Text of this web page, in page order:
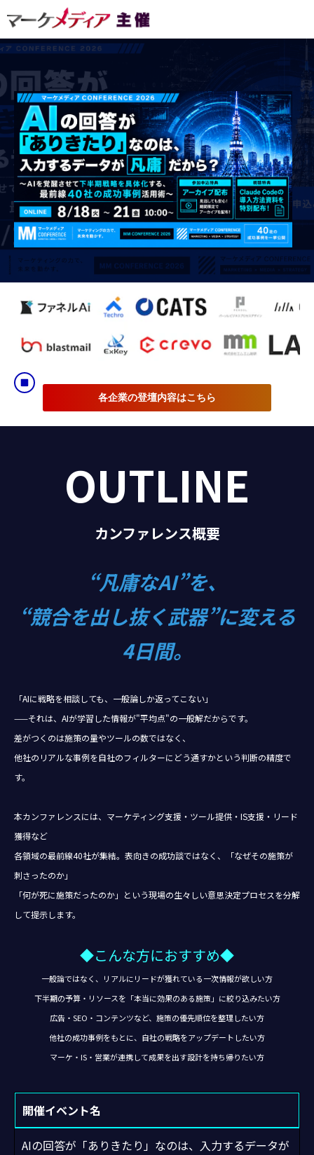
各企業の登壇内容はこちら
OUTLINE
カンファレンス概要
“凡庸なAI”を、
“競合を出し抜く武器”に変える
4日間。
「AIに戦略を相談しても、一般論しか返ってこない」
——それは、AIが学習した情報が"平均点"の一般解だからです。
差がつくのは施策の量やツールの数ではなく、
他社のリアルな事例を自社のフィルターにどう通すかという判断の精度で
す。
本カンファレンスには、マーケティング支援・ツール提供・IS支援・リード
獲得など
各領域の最前線40社が集結。表向きの成功談ではなく、「なぜその施策が
刺さったのか」
「何が死に施策だったのか」という現場の生々しい意思決定プロセスを分解
して提示します。
◆こんな方におすすめ◆
一般論ではなく、リアルにリードが獲れている一次情報が欲しい方
下半期の予算・リソースを「本当に効果のある施策」に絞り込みたい方
広告・SEO・コンテンツなど、施策の優先順位を整理したい方
他社の成功事例をもとに、自社の戦略をアップデートしたい方
マーケ・IS・営業が連携して成果を出す設計を持ち帰りたい方
開催イベント名
AIの回答が「ありきたり」なのは、入力するデータが